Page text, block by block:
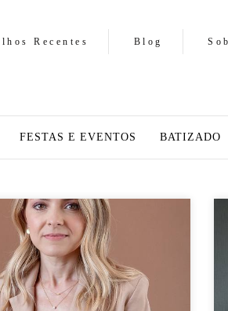
Recentes Blog
FESTAS E EVENTOS BATIZADO